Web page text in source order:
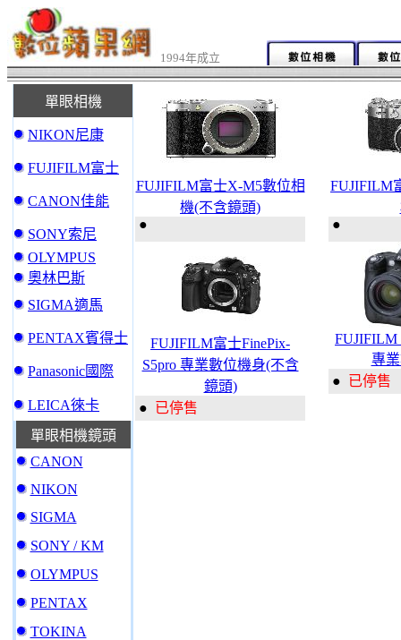
1994年成立
單眼相機
NIKON尼康
FUJIFILM富士
CANON佳能
SONY索尼
OLYMPUS
奧林巴斯
SIGMA適馬
PENTAX賓得士
Panasonic國際
LEICA徠卡
單眼相機鏡頭
CANON
NIKON
SIGMA
SONY / KM
OLYMPUS
PENTAX
TOKINA
FUJIFILM富士X-M5數位相
機(不含鏡頭)
●
FUJIFILM
●
FUJIFILM富士FinePix-
S5pro 專業數位機身(不含
鏡頭)
● 已停售
FUJIFILM
專
● 已停售